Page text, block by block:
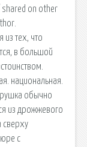
on other
из тех, что
в большой
национальная.
обычно
из дрожжевого
сверху
с